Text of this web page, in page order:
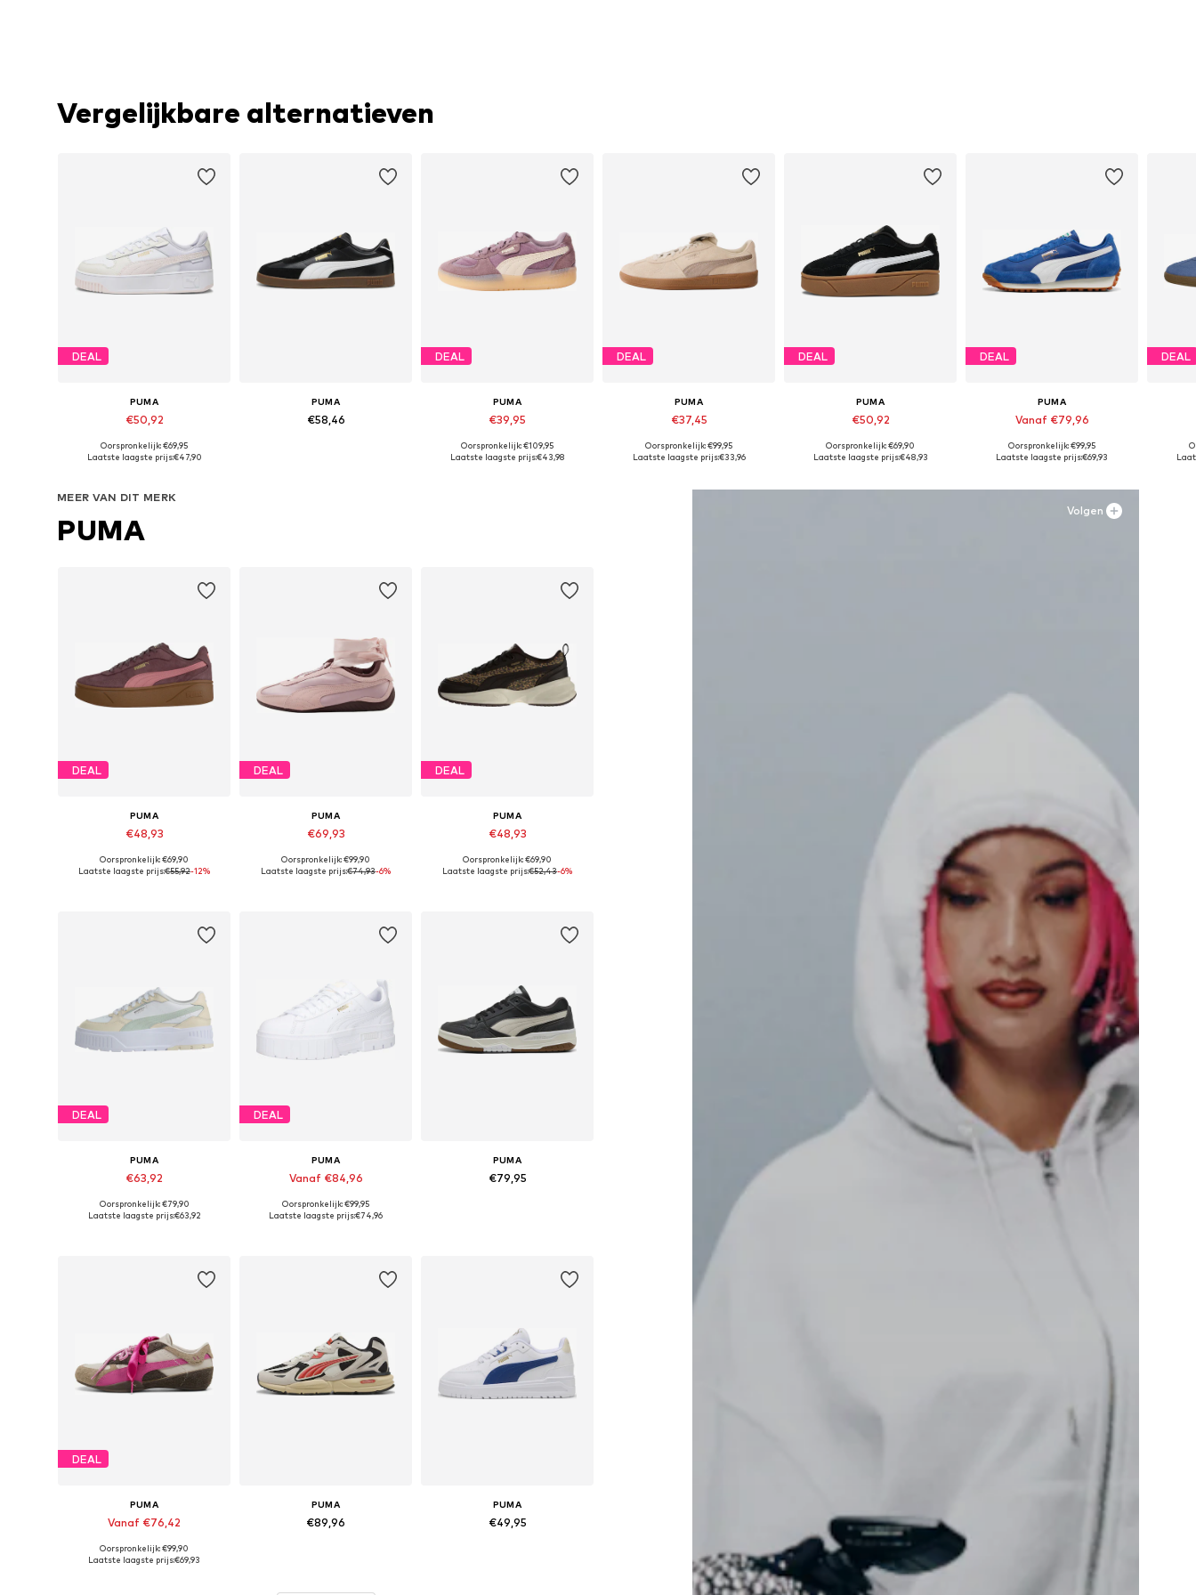
Vergelijkbare alternatieven
DEAL
PUMA
€50,92
+1
Beschikbaar in vele maten
Oorspronkelijk: €69,95
Laatste laagste prijs:€47,90
PUMA
€58,46
DEAL
PUMA
€39,95
Beschikbaar in vele maten
Oorspronkelijk: €109,95
Laatste laagste prijs:€43,98
DEAL
PUMA
€37,45
Beschikbaar in vele maten
Oorspronkelijk: €99,95
Laatste laagste prijs:€33,96
DEAL
PUMA
€50,92
Beschikbaar in vele maten
Oorspronkelijk: €69,90
Laatste laagste prijs:€48,93
DEAL
PUMA
Vanaf €79,96
+2
Beschikbaar in vele maten
Oorspronkelijk: €99,95
Laatste laagste prijs:€69,93
DEAL
Volgen
MEER VAN DIT MERK
PUMA
DEAL
PUMA
€48,93
Beschikbaar in vele maten
Oorspronkelijk: €69,90
Laatste laagste prijs:€55,92-12%
DEAL
PUMA
€69,93
Beschikbaar in vele maten
Oorspronkelijk: €99,90
Laatste laagste prijs:€74,93-6%
DEAL
PUMA
€48,93
Beschikbaar in vele maten
Oorspronkelijk: €69,90
Laatste laagste prijs:€52,43-6%
DEAL
PUMA
€63,92
Beschikbaar in vele maten
Oorspronkelijk: €79,90
Laatste laagste prijs:€63,92
DEAL
PUMA
Vanaf €84,96
Beschikbaar in vele maten
Oorspronkelijk: €99,95
Laatste laagste prijs:€74,96
PUMA
€79,95
DEAL
PUMA
Vanaf €76,42
Beschikbaar in vele maten
Oorspronkelijk: €99,90
Laatste laagste prijs:€69,93
PUMA
€89,96
PUMA
€49,95